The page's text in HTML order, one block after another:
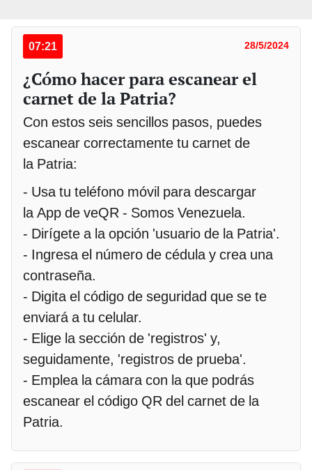
07:21 28/5/2024
¿Cómo hacer para escanear el
carnet de la Patria?
Con estos seis sencillos pasos, puedes
escanear correctamente tu carnet de
la Patria:
- Usa tu teléfono móvil para descargar
la App de veQR - Somos Venezuela.
- Dirígete a la opción 'usuario de la Patria'.
- Ingresa el número de cédula y crea una
contraseña.
- Digita el código de seguridad que se te
enviará a tu celular.
- Elige la sección de 'registros' y,
seguidamente, 'registros de prueba'.
- Emplea la cámara con la que podrás
escanear el código QR del carnet de la
Patria.